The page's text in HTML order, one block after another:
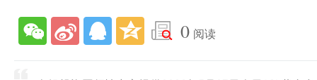
0 阅读